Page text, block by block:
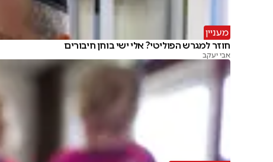
מעניין
חוזר למגרש הפוליטי? אלי ישי בוחן חיבורים
אבי יעקב